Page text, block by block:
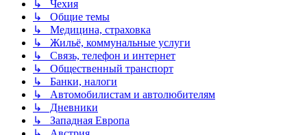
↳ Чехия
↳ Общие темы
↳ Медицина, страховка
↳ Жильё, коммунальные услуги
↳ Связь, телефон и интернет
↳ Общественный транспорт
↳ Банки, налоги
↳ Автомобилистам и автолюбителям
↳ Дневники
↳ Западная Европа